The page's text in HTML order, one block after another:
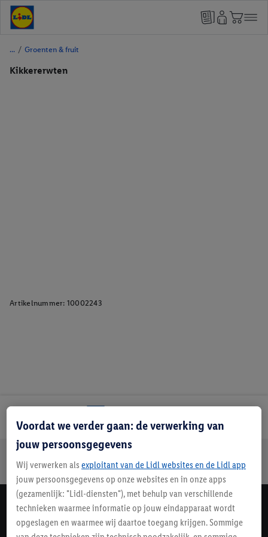
/ Groenten & fruit
Kikkererwten
Artikelnummer: 10002243
Jouw voordelen bij ons als Lidl webshop klant
Gratis retourneren Veilig winkelen 30 dagen bedenktijd
Lidl Nieuwsbrief
Schrijf je in
Voordat we verder gaan: de verwerking van
jouw persoonsgegevens
Wij verwerken als exploitant van de Lidl websites en de Lidl app
jouw persoonsgegevens op onze websites en in onze apps
(gezamenlijk: "Lidl-diensten"), met behulp van verschillende
technieken waarmee informatie op jouw eindapparaat wordt
opgeslagen en waarmee wij daartoe toegang krijgen. Sommige